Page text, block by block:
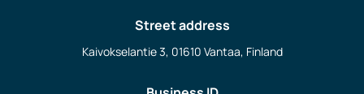
Street address
Kaivokselantie 3, 01610 Vantaa, Finland